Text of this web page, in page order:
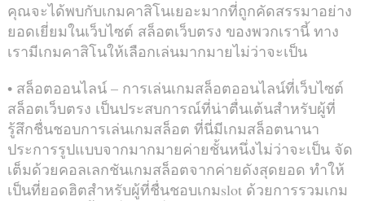
คุณจะได้พบกับเกมคาสิโนเยอะมากที่ถูกคัดสรรมาอย่าง
ยอดเยี่ยมในเว็บไซต์ สล็อตเว็บตรง ของพวกเรานี้ ทาง
เรามีเกมคาสิโนให้เลือกเล่นมากมายไม่ว่าจะเป็น
• สล็อตออนไลน์ – การเล่นเกมสล็อตออนไลน์ที่เว็บไซต์
สล็อตเว็บตรง เป็นประสบการณ์ที่น่าตื่นเต้นสำหรับผู้ที่
รู้สึกชื่นชอบการเล่นเกมสล็อต ที่นี่มีเกมสล็อตนานา
ประการรูปแบบจากมากมายค่ายชั้นหนึ่งไม่ว่าจะเป็น จัด
เต็มด้วยคอลเลกชันเกมสล็อตจากค่ายดังสุดยอด ทำให้
เป็นที่ยอดฮิตสำหรับผู้ที่ชื่นชอบเกมslot ด้วยการรวมเกม